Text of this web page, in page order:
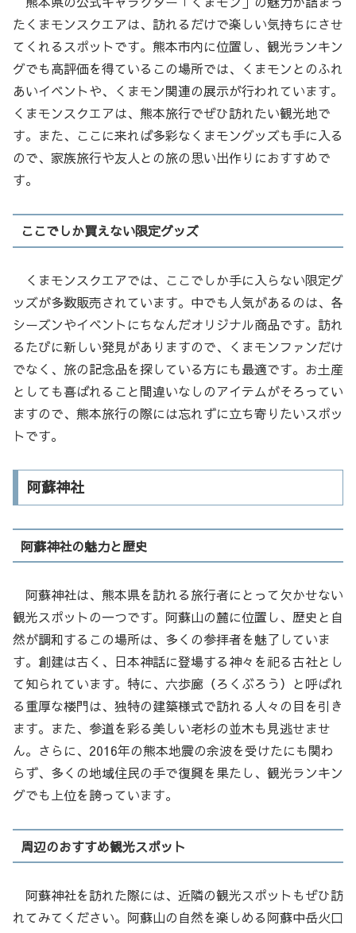
たくまモンスクエアは、訪れるだけで楽しい気持ちにさせ
てくれるスポットです。熊本市内に位置し、観光ランキン
グでも高評価を得ているこの場所では、くまモンとのふれ
あいイベントや、くまモン関連の展示が行われています。
くまモンスクエアは、熊本旅行でぜひ訪れたい観光地で
す。また、ここに来れば多彩なくまモングッズも手に入る
ので、家族旅行や友人との旅の思い出作りにおすすめで
す。
ここでしか買えない限定グッズ
くまモンスクエアでは、ここでしか手に入らない限定グ
ッズが多数販売されています。中でも人気があるのは、各
シーズンやイベントにちなんだオリジナル商品です。訪れ
るたびに新しい発見がありますので、くまモンファンだけ
でなく、旅の記念品を探している方にも最適です。お土産
としても喜ばれること間違いなしのアイテムがそろってい
ますので、熊本旅行の際には忘れずに立ち寄りたいスポッ
トです。
阿蘇神社
阿蘇神社の魅力と歴史
阿蘇神社は、熊本県を訪れる旅行者にとって欠かせない
観光スポットの一つです。阿蘇山の麓に位置し、歴史と自
然が調和するこの場所は、多くの参拝者を魅了していま
す。創建は古く、日本神話に登場する神々を祀る古社とし
て知られています。特に、六歩廊（ろくぶろう）と呼ばれ
る重厚な楼門は、独特の建築様式で訪れる人々の目を引き
ます。また、参道を彩る美しい老杉の並木も見逃せませ
ん。さらに、2016年の熊本地震の余波を受けたにも関わ
らず、多くの地域住民の手で復興を果たし、観光ランキン
グでも上位を誇っています。
周辺のおすすめ観光スポット
阿蘇神社を訪れた際には、近隣の観光スポットもぜひ訪
れてみてください。阿蘇山の自然を楽しめる阿蘇中岳火口